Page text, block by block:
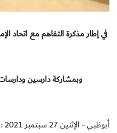
في إطار مذكرة التفاهم مع اتحاد
وبمشاركة دارسين ودارسات من 9
أبوظبي - الإثنين 27 سبتمبر